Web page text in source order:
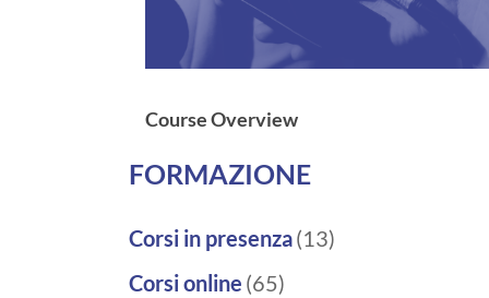
Course Overview
FORMAZIONE
Corsi in presenza(13)
Corsi online (65)